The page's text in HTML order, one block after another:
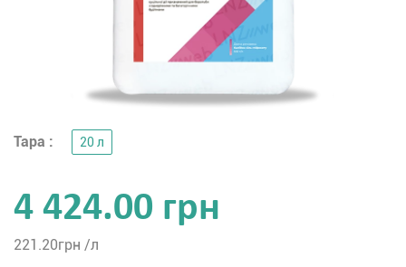
Тара : 20 л
4 424.00 грн
221.20грн /л